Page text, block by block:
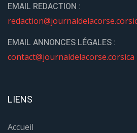
EMAIL REDACTION :
EMAIL ANNONCES LÉGALES :
contact@journaldelacorse.corsica
LIENS
Accueil